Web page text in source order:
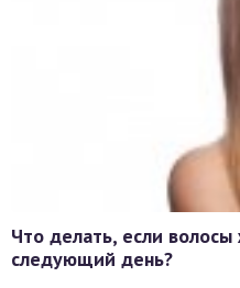
Что делать, если
следующий день?